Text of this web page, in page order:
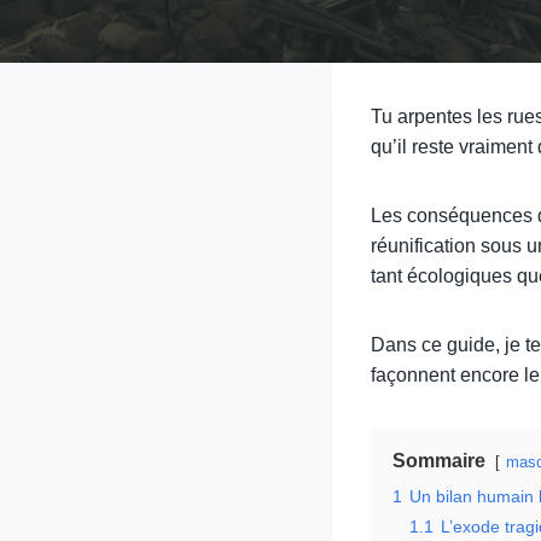
Tu arpentes les
qu’il reste
Les conséquences
réunification sous
tant écologiques
Dans ce guide, je
façonnent encore
Sommaire
1
Un bilan humain
1.1
L’exode